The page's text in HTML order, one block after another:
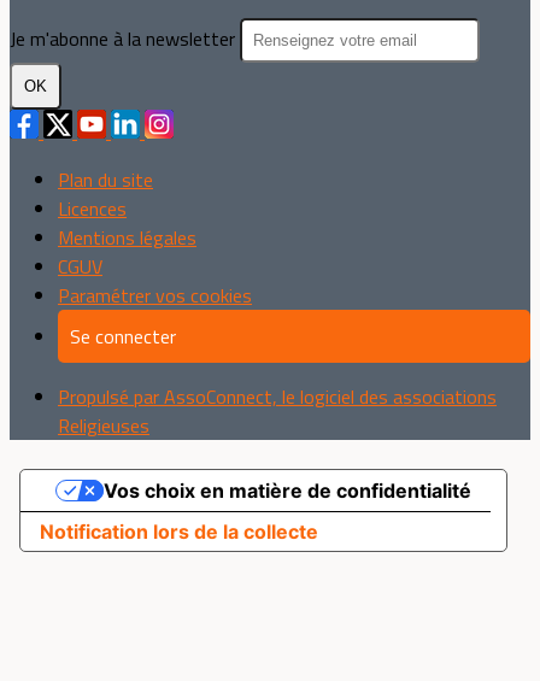
Je m'abonne à la newsletter
OK
Plan du site
Licences
Mentions légales
CGUV
Paramétrer vos cookies
Se connecter
Propulsé par AssoConnect, le logiciel des associations
Religieuses
Notification lors de la collecte
Vos choix en matière de confidentialité